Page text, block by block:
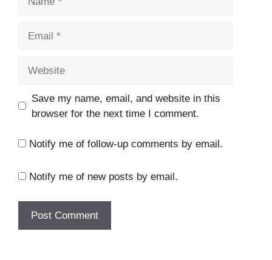
Save my name, email, and website in this
browser for the next time I comment.
Notify me of follow-up comments by email.
Notify me of new posts by email.